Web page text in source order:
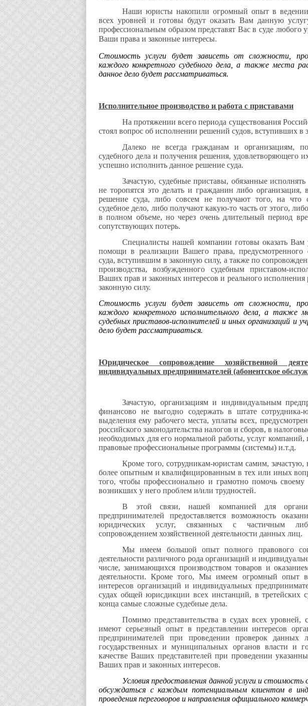
Наши юристы накопили огромный опыт в ведении
всех уровней и готовы будут оказать Вам данную
профессиональным образом представят Вас в суде любого
Ваши права и законные интересы.
Стоимость услуги будет зависеть от сложности,
каждого конкретного судебного дела, а также места
данное дело будет рассматриваться.
Исполнительное производство и работа с приставами
На протяжении всего периода существования
стоял вопрос об исполнении решений судов, вступивших в
Далеко не всегда гражданам и организациям,
судебного дела и получения решения, удовлетворяющего
успешно исполнить данное решение суда.
Зачастую, судебные приставы, обязанные
не торопятся это делать и гражданин либо организация,
решение суда, либо совсем не получают того, на что
судебное дело, либо получают какую-то часть от этого,
в полном объеме, но через очень длительный период
сопутствующих потерь.
Специалисты нашей компании готовы оказать Вам
помощи в реализации Вашего права, предусмотренного
суда, вступившим в законную силу, а также по
производства, возбужденного судебным приставом-
Ваших прав и законных интересов и реального исполнения
законную силу.
Стоимость услуги будет зависеть от сложности,
каждого конкретного исполнительного дела, а также
судебных приставов-исполнителей и иных организаций и
дело будет рассматриваться.
Юридическое сопровождение хозяйственной
индивидуальных предпринимателей (абонентское
Зачастую, организациям и индивидуальным
финансово не выгодно содержать в штате сотрудника-
выделения ему рабочего места, уплаты всех,
российского законодательства налогов и сборов, в
необходимых для его нормальной работы, услуг
правовые профессиональные программы (системы) и.т.д.
Кроме того, сотрудникам-юристам самим, зачастую,
более опытным и квалифицированным в тех или иных
того, чтобы профессионально и грамотно помочь своему
возникших у него проблем и/или трудностей.
В этой связи, нашей компанией для
предпринимателей предоставляется возможность
юридических услуг, связанных с частичным
сопровождением хозяйственной деятельности данных лиц.
Мыимеем большой опыт полного правового
деятельности различного рода организаций и
числе, занимающихся производством товаров и
деятельности. Кроме того, Мы имеем огромный опыт в
интересов организаций и индивидуальных
судах общей юрисдикции всех инстанций, в третейских
конца самые сложные судебные дела.
Помимо представительства в судах всех уровней,
имеют серьезный опыт в представлении интересов
предпринимателей при проведении проверок данных
государственных и муниципальных органов власти и
качестве Ваших представителей при проведении
Ваших прав и законных интересов.
Условия предоставления данной услуги и стоимость
обсуждаться с каждым потенциальным клиентом в
проведения переговоров и направления официального